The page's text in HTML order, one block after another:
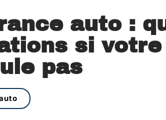
auto :
si
pas